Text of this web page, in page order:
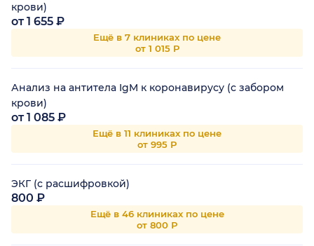
крови)
от 1 655 ₽
Ещё в 7 клиниках по цене
от 1 015 Р
Анализ на антитела IgM к коронавирусу (с забором
крови)
от 1 085 ₽
Ещё в 11 клиниках по цене
от 995 Р
ЭКГ (с расшифровкой)
800 ₽
Ещё в 46 клиниках по цене
от 800 Р